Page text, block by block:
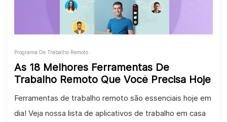
Programa De Trabalho Remoto
As 18 Melhores Ferramentas De
Trabalho Remoto Que Você Precisa Hoje
Ferramentas de trabalho remoto são essenciais hoje em
dia! Veja nossa lista de aplicativos de trabalho em casa